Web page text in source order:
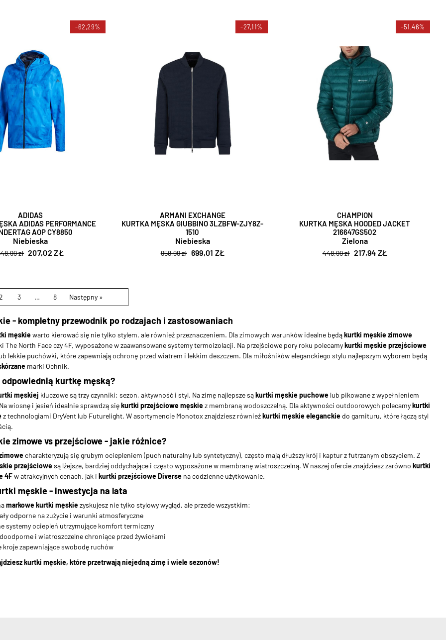
-62,29%
ADIDAS
ADIDAS PERFORMANCE
AOP CY8850
Niebieska
zł 207,02 ZŁ
-27,11%
ARMANI EXCHANGE
KURTKA MĘSKA GIUBBINO 3LZBFW-ZJY8Z-
1510
Niebieska
958,99 zł 699,01 ZŁ
-51,46%
CHAMPION
KURTKA MĘSKA HOODED JACKET
216647GS502
Zielona
448,99 zł 217,94 ZŁ
3 … 8 Następny »
- kompletny przewodnik po rodzajach i zastosowaniach
męskiewarto kierować się nie tylko stylem, ale również przeznaczeniem. Dla zimowych warunków idealne będąkurtki męskie zimowe
The North Face czy 4F, wyposażone w zaawansowane systemy termoizolacji. Na przejściowe pory roku polecamykurtki męskie przejściowe
lekkie puchówki, które zapewniają ochronę przed wiatrem i lekkim deszczem. Dla miłośników eleganckiego stylu najlepszym wyborem będą
marki Ochnik.
kurtkę męską?
męskiej kluczowe są trzy czynniki: sezon, aktywność i styl. Na zimę najlepsze sąkurtki męskie puchowe lub pikowane z wypełnieniem
wiosnę i jesień idealnie sprawdzą siękurtki przejściowe męskiez membraną wodoszczelną. Dla aktywności outdoorowych polecamykurtki
z technologiami DryVent lub Futurelight. W asortymencie Monotox znajdziesz równieżkurtki męskie eleganckie do garnituru, które łączą styl
zimowe vs przejściowe - jakie różnice?
charakteryzują się grubym ociepleniem (puch naturalny lub syntetyczny), często mają dłuższy krój i kaptur z futrzanym obszyciem. Z
przejściowesą lżejsze, bardziej oddychające i często wyposażone w membranę wiatroszczelną. W naszej ofercie znajdziesz zarówno kurtki
4Fw atrakcyjnych cenach, jak i kurtki przejściowe Diverse na codzienne użytkowanie.
męskie - inwestycja na lata
markowe kurtki męskiezyskujesz nie tylko stylowy wygląd, ale przede wszystkim:
odporne na zużycie i warunki atmosferyczne
systemy ociepleń utrzymujące komfort termiczny
i wiatroszczelne chroniące przed żywiołami
kroje zapewniające swobodę ruchów
kurtki męskie, które przetrwają niejedną zimę i wiele sezonów!